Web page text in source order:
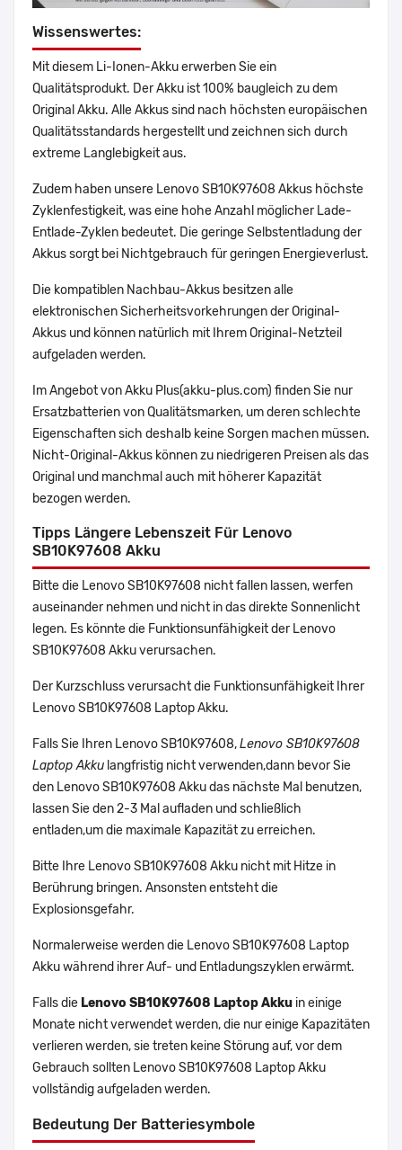
Wissenswertes:
Mit diesem Li-Ionen-Akku erwerben Sie ein
Qualitätsprodukt. Der Akku ist 100% baugleich zu dem
Original Akku. Alle Akkus sind nach höchsten europäischen
Qualitätsstandards hergestellt und zeichnen sich durch
extreme Langlebigkeit aus.
Zudem haben unsere Lenovo SB10K97608 Akkus höchste
Zyklenfestigkeit, was eine hohe Anzahl möglicher Lade-
Entlade-Zyklen bedeutet. Die geringe Selbstentladung der
Akkus sorgt bei Nichtgebrauch für geringen Energieverlust.
Die kompatiblen Nachbau-Akkus besitzen alle
elektronischen Sicherheitsvorkehrungen der Original-
Akkus und können natürlich mit Ihrem Original-Netzteil
aufgeladen werden.
Im Angebot von Akku Plus(akku-plus.com) finden Sie nur
Ersatzbatterien von Qualitätsmarken, um deren schlechte
Eigenschaften sich deshalb keine Sorgen machen müssen.
Nicht-Original-Akkus können zu niedrigeren Preisen als das
Original und manchmal auch mit höherer Kapazität
bezogen werden.
Tipps Längere Lebenszeit Für Lenovo
SB10K97608 Akku
Bitte die Lenovo SB10K97608 nicht fallen lassen, werfen
auseinander nehmen und nicht in das direkte Sonnenlicht
legen. Es könnte die Funktionsunfähigkeit der Lenovo
SB10K97608 Akku verursachen.
Der Kurzschluss verursacht die Funktionsunfähigkeit Ihrer
Lenovo SB10K97608 Laptop Akku.
Falls Sie Ihren Lenovo SB10K97608,Lenovo SB10K97608
Laptop Akku langfristig nicht verwenden,dann bevor Sie
den Lenovo SB10K97608 Akku das nächste Mal benutzen,
lassen Sie den 2-3 Mal aufladen und schließlich
entladen,um die maximale Kapazität zu erreichen.
Bitte Ihre Lenovo SB10K97608 Akku nicht mit Hitze in
Berührung bringen. Ansonsten entsteht die
Explosionsgefahr.
Normalerweise werden die Lenovo SB10K97608 Laptop
Akku während ihrer Auf- und Entladungszyklen erwärmt.
Falls die Lenovo SB10K97608 Laptop Akku in einige
Monate nicht verwendet werden, die nur einige Kapazitäten
verlieren werden, sie treten keine Störung auf, vor dem
Gebrauch sollten Lenovo SB10K97608 Laptop Akku
vollständig aufgeladen werden.
Bedeutung Der Batteriesymbole